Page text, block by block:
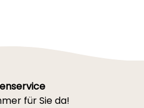
für Sie da!